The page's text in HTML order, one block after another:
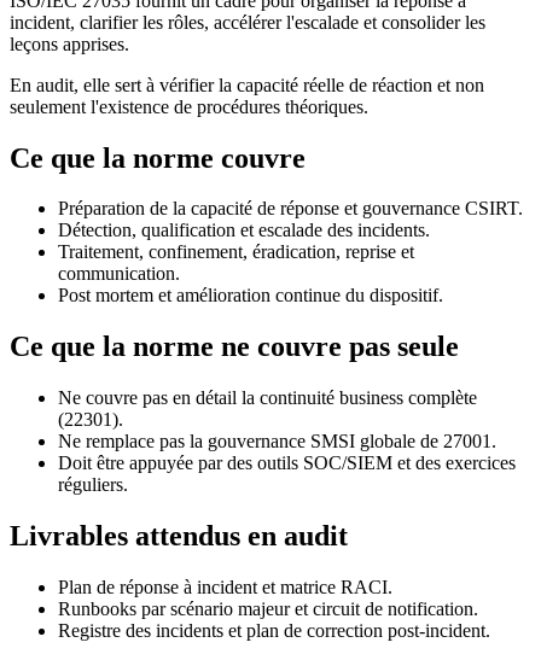
incident, clarifier les rôles, accélérer l'escalade et consolider les
leçons apprises.
En audit, elle sert à vérifier la capacité réelle de réaction et non
seulement l'existence de procédures théoriques.
Ce que la norme couvre
Préparation de la capacité de réponse et gouvernance CSIRT.
Détection, qualification et escalade des incidents.
Traitement, confinement, éradication, reprise et
communication.
Post mortem et amélioration continue du dispositif.
Ce que la norme ne couvre pas seule
Ne couvre pas en détail la continuité business complète
(22301).
Ne remplace pas la gouvernance SMSI globale de 27001.
Doit être appuyée par des outils SOC/SIEM et des exercices
réguliers.
Livrables attendus en audit
Plan de réponse à incident et matrice RACI.
Runbooks par scénario majeur et circuit de notification.
Registre des incidents et plan de correction post-incident.